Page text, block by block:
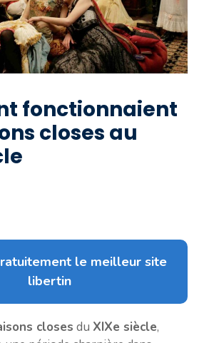
fonctionnaient
closes au
le meilleur site
libertin
closes du XIXe siècle,